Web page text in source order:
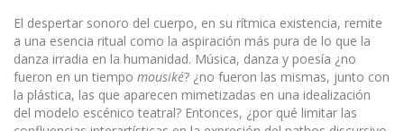
El despertar sonoro del cuerpo, en su rítmica existencia, remite
a una esencia ritual como la aspiración más pura de lo que la
danza irradia en la humanidad. Música, danza y poesía ¿no
fueron en un tiempo mousiké? ¿no fueron las mismas, junto con
la plástica, las que aparecen mimetizadas en una idealización
del modelo escénico teatral? Entonces, ¿por qué limitar las